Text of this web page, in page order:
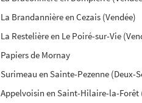
La Brandannière en Cezais (Vendée)
La Restelière en Le Poiré-sur-Vie
Papiers de Mornay
Surimeau en Sainte-Pezenne (Deux-
Appelvoisin en Saint-Hilaire-la-Forêt